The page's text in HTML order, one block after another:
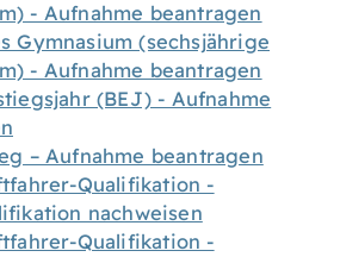
- Aufnahme beantragen
Gymnasium (sechsjährige
- Aufnahme beantragen
(BEJ) - Aufnahme
– Aufnahme beantragen
Qualifikation -
nachweisen
Qualifikation -